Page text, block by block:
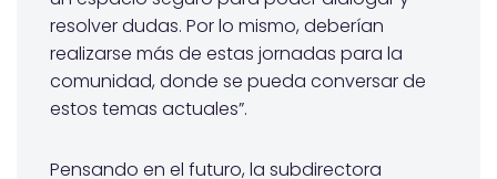
resolver dudas. Por lo mismo, deberían
realizarse más de estas jornadas para la
comunidad, donde se pueda conversar de
estos temas actuales”.
Pensando en el futuro, la subdirectora